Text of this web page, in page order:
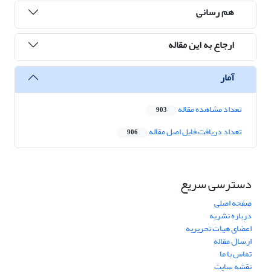
هم رسانی
ارجاع به این مقاله
آمار
تعداد مشاهده مقاله 903
تعداد دریافت فایل اصل مقاله 906
دسترسی سریع
صفحه اصلی
درباره نشریه
اعضای هیات تحریریه
ارسال مقاله
تماس با ما
نقشه سایت